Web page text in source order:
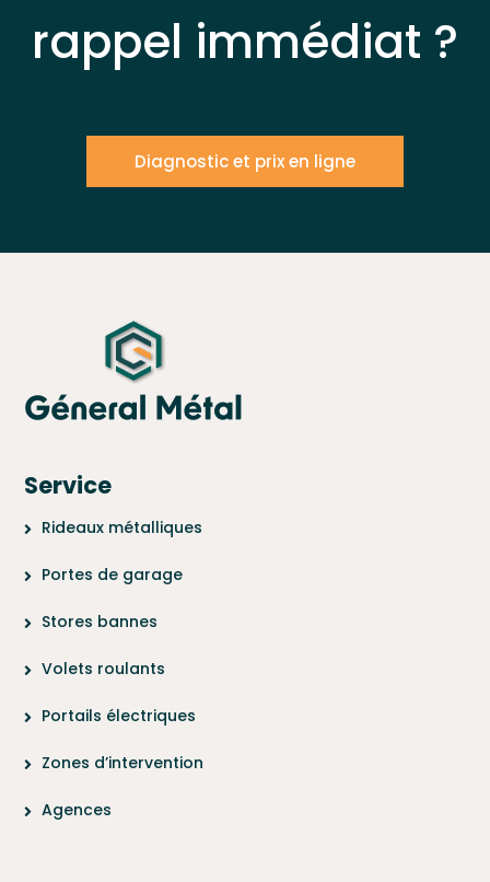
rappel immédiat ?
Diagnostic et prix en ligne
Service
Rideaux métalliques
Portes de garage
Stores bannes
Volets roulants
Portails électriques
Zones d’intervention
Agences